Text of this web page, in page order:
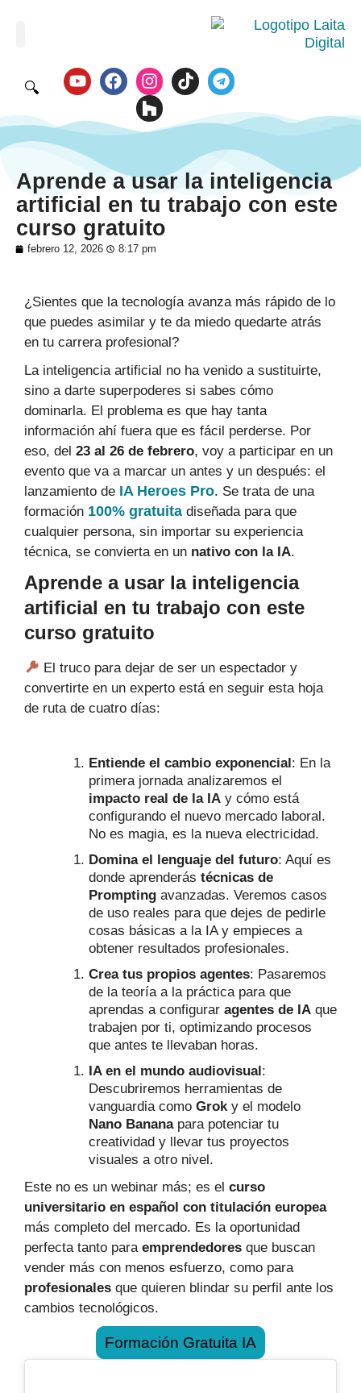
🔍
Aprende a usar la inteligencia
artificial en tu trabajo con este
curso gratuito
febrero 12, 2026 8:17 pm
¿Sientes que la tecnología avanza más rápido de lo
que puedes asimilar y te da miedo quedarte atrás
en tu carrera profesional?
La inteligencia artificial no ha venido a sustituirte,
sino a darte superpoderes si sabes cómo
dominarla. El problema es que hay tanta
información ahí fuera que es fácil perderse. Por
eso, del 23 al 26 de febrero, voy a participar en un
evento que va a marcar un antes y un después: el
lanzamiento de IA Heroes Pro. Se trata de una
formación 100% gratuita diseñada para que
cualquier persona, sin importar su experiencia
técnica, se convierta en un nativo con la IA.
Aprende a usar la inteligencia
artificial en tu trabajo con este
curso gratuito
El truco para dejar de ser un espectador y
convertirte en un experto está en seguir esta hoja
de ruta de cuatro días:
Entiende el cambio exponencial : En la
primera jornada analizaremos el
impacto real de la IA y cómo está
configurando el nuevo mercado laboral.
No es magia, es la nueva electricidad.
Domina el lenguaje del futuro: Aquí es
donde aprenderás técnicas de
Prompting avanzadas. Veremos casos
de uso reales para que dejes de pedirle
cosas básicas a la IA y empieces a
obtener resultados profesionales.
Crea tus propios agentes: Pasaremos
de la teoría a la práctica para que
aprendas a configurar agentes de IA que
trabajen por ti, optimizando procesos
que antes te llevaban horas.
IA en el mundo audiovisual :
Descubriremos herramientas de
vanguardia como Groky el modelo
Nano Bananapara potenciar tu
creatividad y llevar tus proyectos
visuales a otro nivel.
Este no es un webinar más; es el curso
universitario en español con titulación europea
más completo del mercado. Es la oportunidad
perfecta tanto para emprendedores que buscan
vender más con menos esfuerzo, como para
profesionales que quieren blindar su perfil ante los
cambios tecnológicos.
Formación Gratuita IA